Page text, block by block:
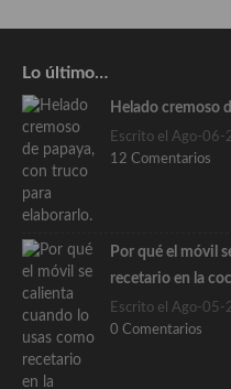
Lo último…
Helado cremoso
Escrito el Ago-06-
12 Comentarios
Por qué el móvil
recetario en la
Escrito el Ago-05-
0 Comentarios